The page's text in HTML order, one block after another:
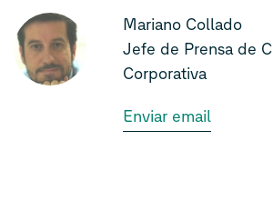
Mariano Collado
Jefe de Prensa de
Corporativa
Enviar email